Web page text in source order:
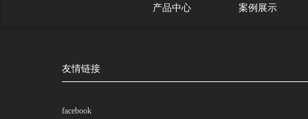
产品中心 案例展示
友情链接
facebook